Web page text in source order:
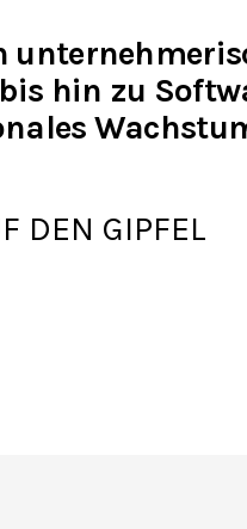
hin zu
DEN GIPFEL